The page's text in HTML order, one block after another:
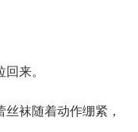
来。
袜随着动作绷紧，